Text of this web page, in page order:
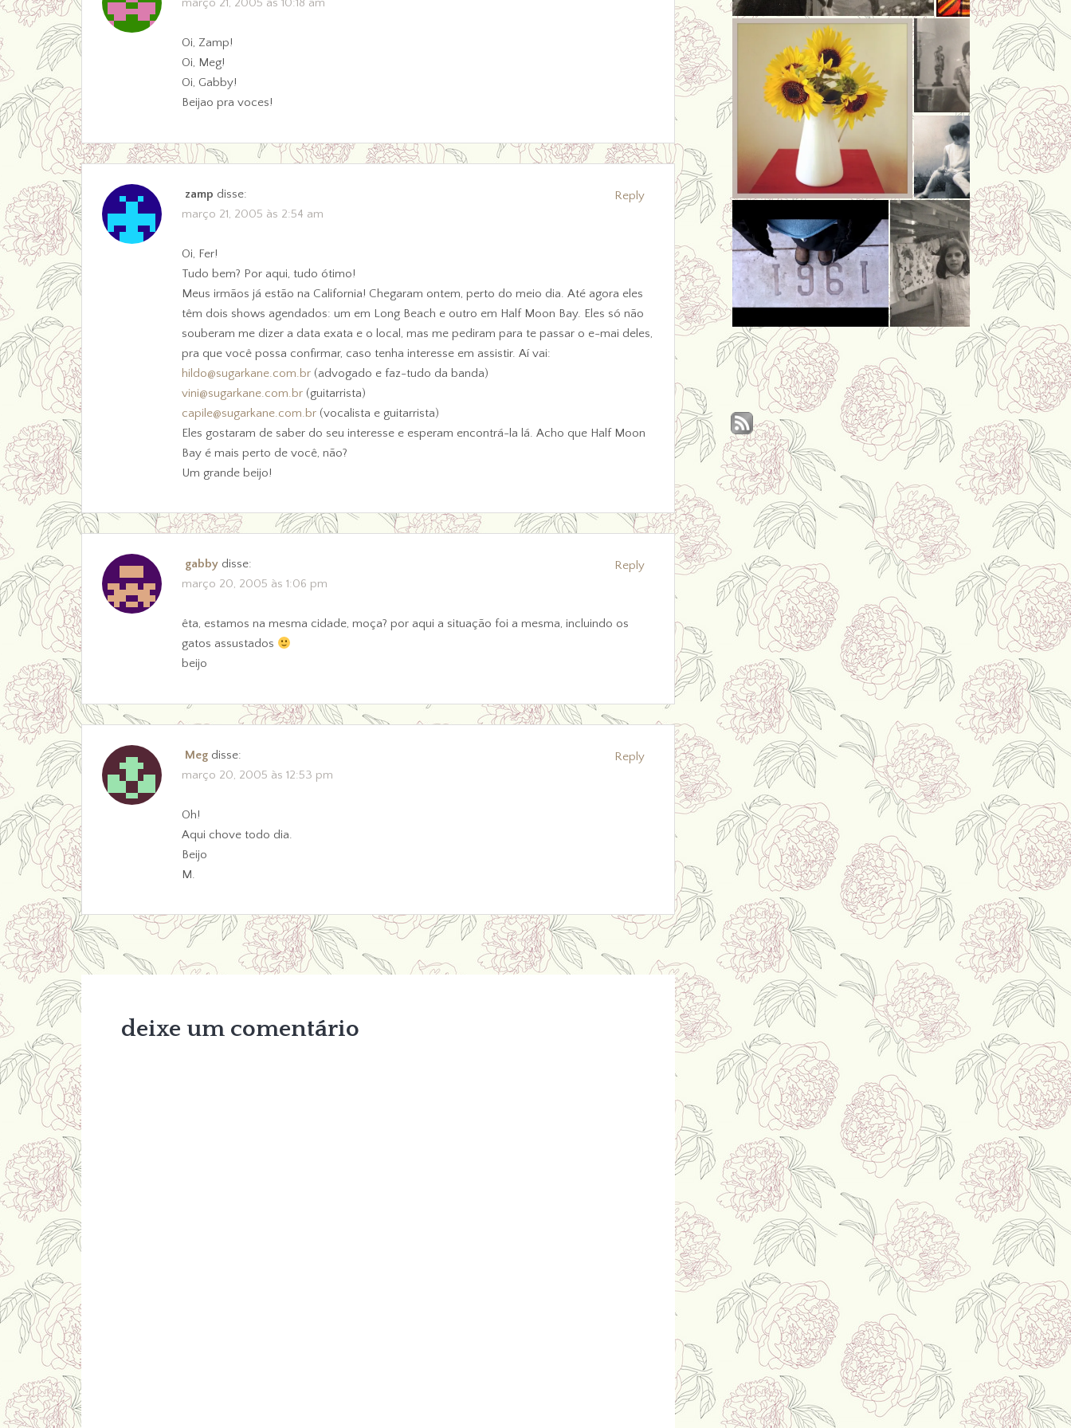
março 21, 2005 às 10:18 am
Oi, Zamp!
Oi, Meg!
Oi, Gabby!
Beijao pra voces!
zamp disse:
março 21, 2005 às 2:54 am
Oi, Fer!
Tudo bem? Por aqui, tudo ótimo!
Meus irmãos já estão na California! Chegaram ontem, perto do meio dia. Até agora eles
têm dois shows agendados: um em Long Beach e outro em Half Moon Bay. Eles só não
souberam me dizer a data exata e o local, mas me pediram para te passar o e-mai deles,
pra que você possa confirmar, caso tenha interesse em assistir. Aí vai:
hildo@sugarkane.com.br (advogado e faz-tudo da banda)
vini@sugarkane.com.br (guitarrista)
capile@sugarkane.com.br (vocalista e guitarrista)
Eles gostaram de saber do seu interesse e esperam encontrá-la lá. Acho que Half Moon
Bay é mais perto de você, não?
Um grande beijo!
Reply
gabby disse:
março 20, 2005 às 1:06 pm
êta, estamos na mesma cidade, moça? por aqui a situação foi a mesma, incluindo os
gatos assustados
beijo
Reply
Meg disse:
março 20, 2005 às 12:53 pm
Oh!
Aqui chove todo dia.
Beijo
M.
Reply
deixe um comentário